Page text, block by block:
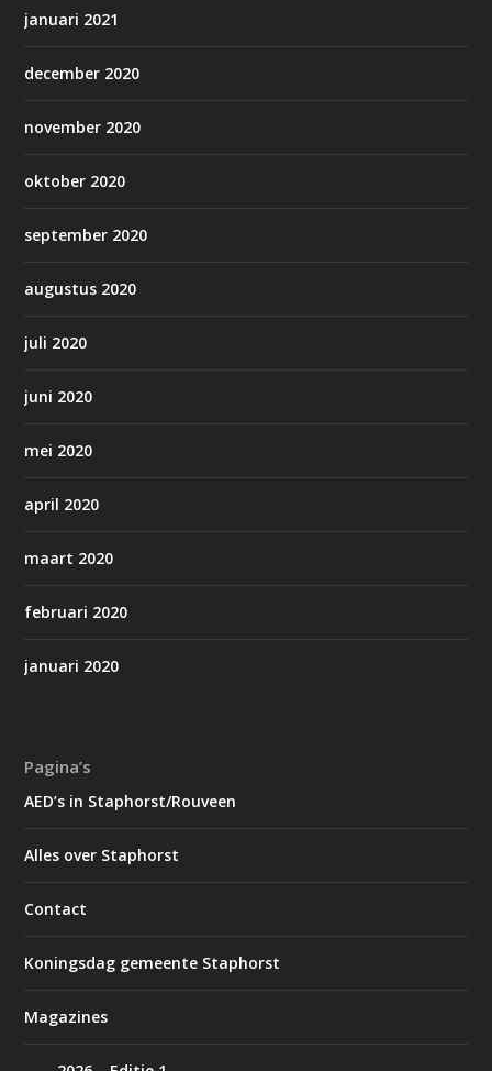
januari 2021
december 2020
november 2020
oktober 2020
september 2020
augustus 2020
juli 2020
juni 2020
mei 2020
april 2020
maart 2020
februari 2020
januari 2020
Pagina’s
AED’s in Staphorst/Rouveen
Alles over Staphorst
Contact
Koningsdag gemeente Staphorst
Magazines